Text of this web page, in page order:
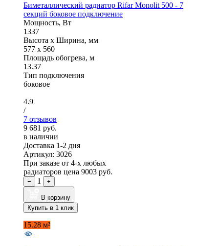
Биметаллический радиатор Rifar Monolit 500 - 7
секций боковое подключение
Мощность, Вт
1337
Высота x Ширина, мм
577 x 560
Площадь обогрева, м
13.37
Тип подключения
боковое
4.9
/
7 отзывов
9 681 руб.
в наличии
Доставка 1-2 дня
Артикул: 3026
При заказе от 4-х любых
радиаторов цена 9003 руб.
− 1 +
В корзину
Купить в 1 клик
15.28 м²